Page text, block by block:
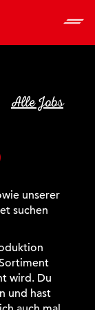
Alle Jobs
unserer
suchen
wird. Du
und hast